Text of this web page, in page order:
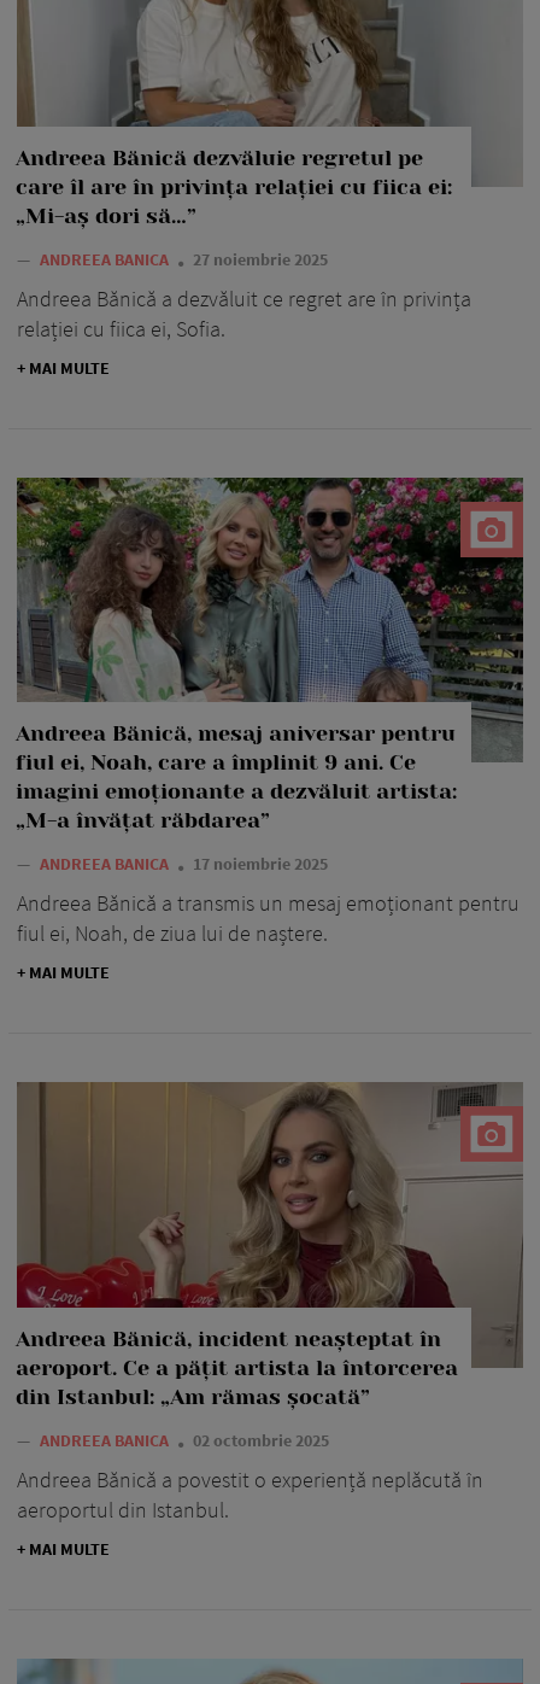
Andreea Bănică dezvăluie regretul pe
care îl are în privința relației cu fiica ei:
„Mi-aș dori să…”
— ANDREEA BANICA 27 noiembrie 2025
Andreea Bănică a dezvăluit ce regret are în privința
relației cu fiica ei, Sofia.
+ MAI MULTE
Andreea Bănică, mesaj aniversar pentru
fiul ei, Noah, care a împlinit 9 ani. Ce
imagini emoționante a dezvăluit artista:
„M-a învățat răbdarea”
— ANDREEA BANICA 17 noiembrie 2025
Andreea Bănică a transmis un mesaj emoționant pentru
fiul ei, Noah, de ziua lui de naștere.
+ MAI MULTE
Andreea Bănică, incident neașteptat în
aeroport. Ce a pățit artista la întorcerea
din Istanbul: „Am rămas șocată”
— ANDREEA BANICA 02 octombrie 2025
Andreea Bănică a povestit o experiență neplăcută în
aeroportul din Istanbul.
+ MAI MULTE